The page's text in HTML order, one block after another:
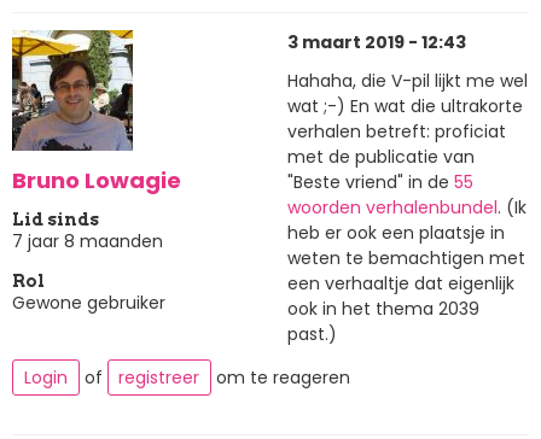
Bruno Lowagie
Lid sinds
7 jaar 8 maanden
Rol
Gewone gebruiker
3 maart 2019 - 12:43
Hahaha, die V-pil lijkt me wel
wat ;-) En wat die ultrakorte
verhalen betreft: proficiat
met de publicatie van
"Beste vriend" in de 55
woorden verhalenbundel. (Ik
heb er ook een plaatsje in
weten te bemachtigen met
een verhaaltje dat eigenlijk
ook in het thema 2039
past.)
Login
of registreer om te reageren